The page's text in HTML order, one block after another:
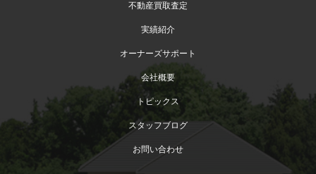
不動産買取査定
実績紹介
オーナーズサポート
会社概要
トピックス
スタッフブログ
お問い合わせ